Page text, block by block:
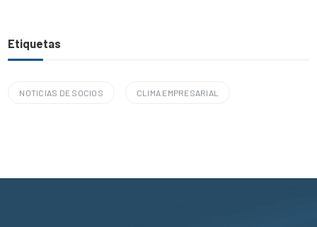
Etiquetas
NOTICIAS DE SOCIOS CLIMA EMPRESARIAL